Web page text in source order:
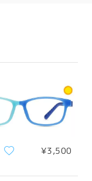
¥3,500